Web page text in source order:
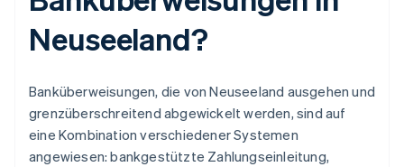
Neuseeland?
Banküberweisungen, die von Neuseeland ausgehen und
grenzüberschreitend abgewickelt werden, sind auf
eine Kombination verschiedener Systemen
angewiesen: bankgestützte Zahlungseinleitung,